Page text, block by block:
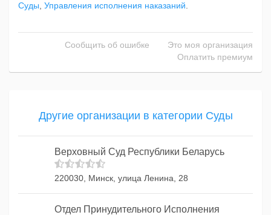
Суды Управления исполнения наказаний
Сообщить об ошибке
Это моя организация
Оплатить премиум
Другие организации в категории Суды
Верховный Суд Республики Беларусь
220030, Минск, улица Ленина, 28
Отдел Принудительного Исполнения